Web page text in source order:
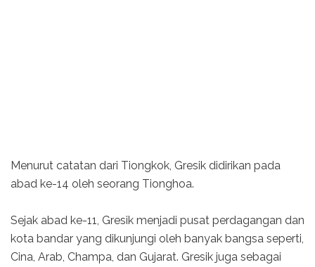
Menurut catatan dari Tiongkok, Gresik didirikan pada
abad ke-14 oleh seorang Tionghoa.
Sejak abad ke-11, Gresik menjadi pusat perdagangan dan
kota bandar yang dikunjungi oleh banyak bangsa seperti,
Cina, Arab, Champa, dan Gujarat. Gresik juga sebagai